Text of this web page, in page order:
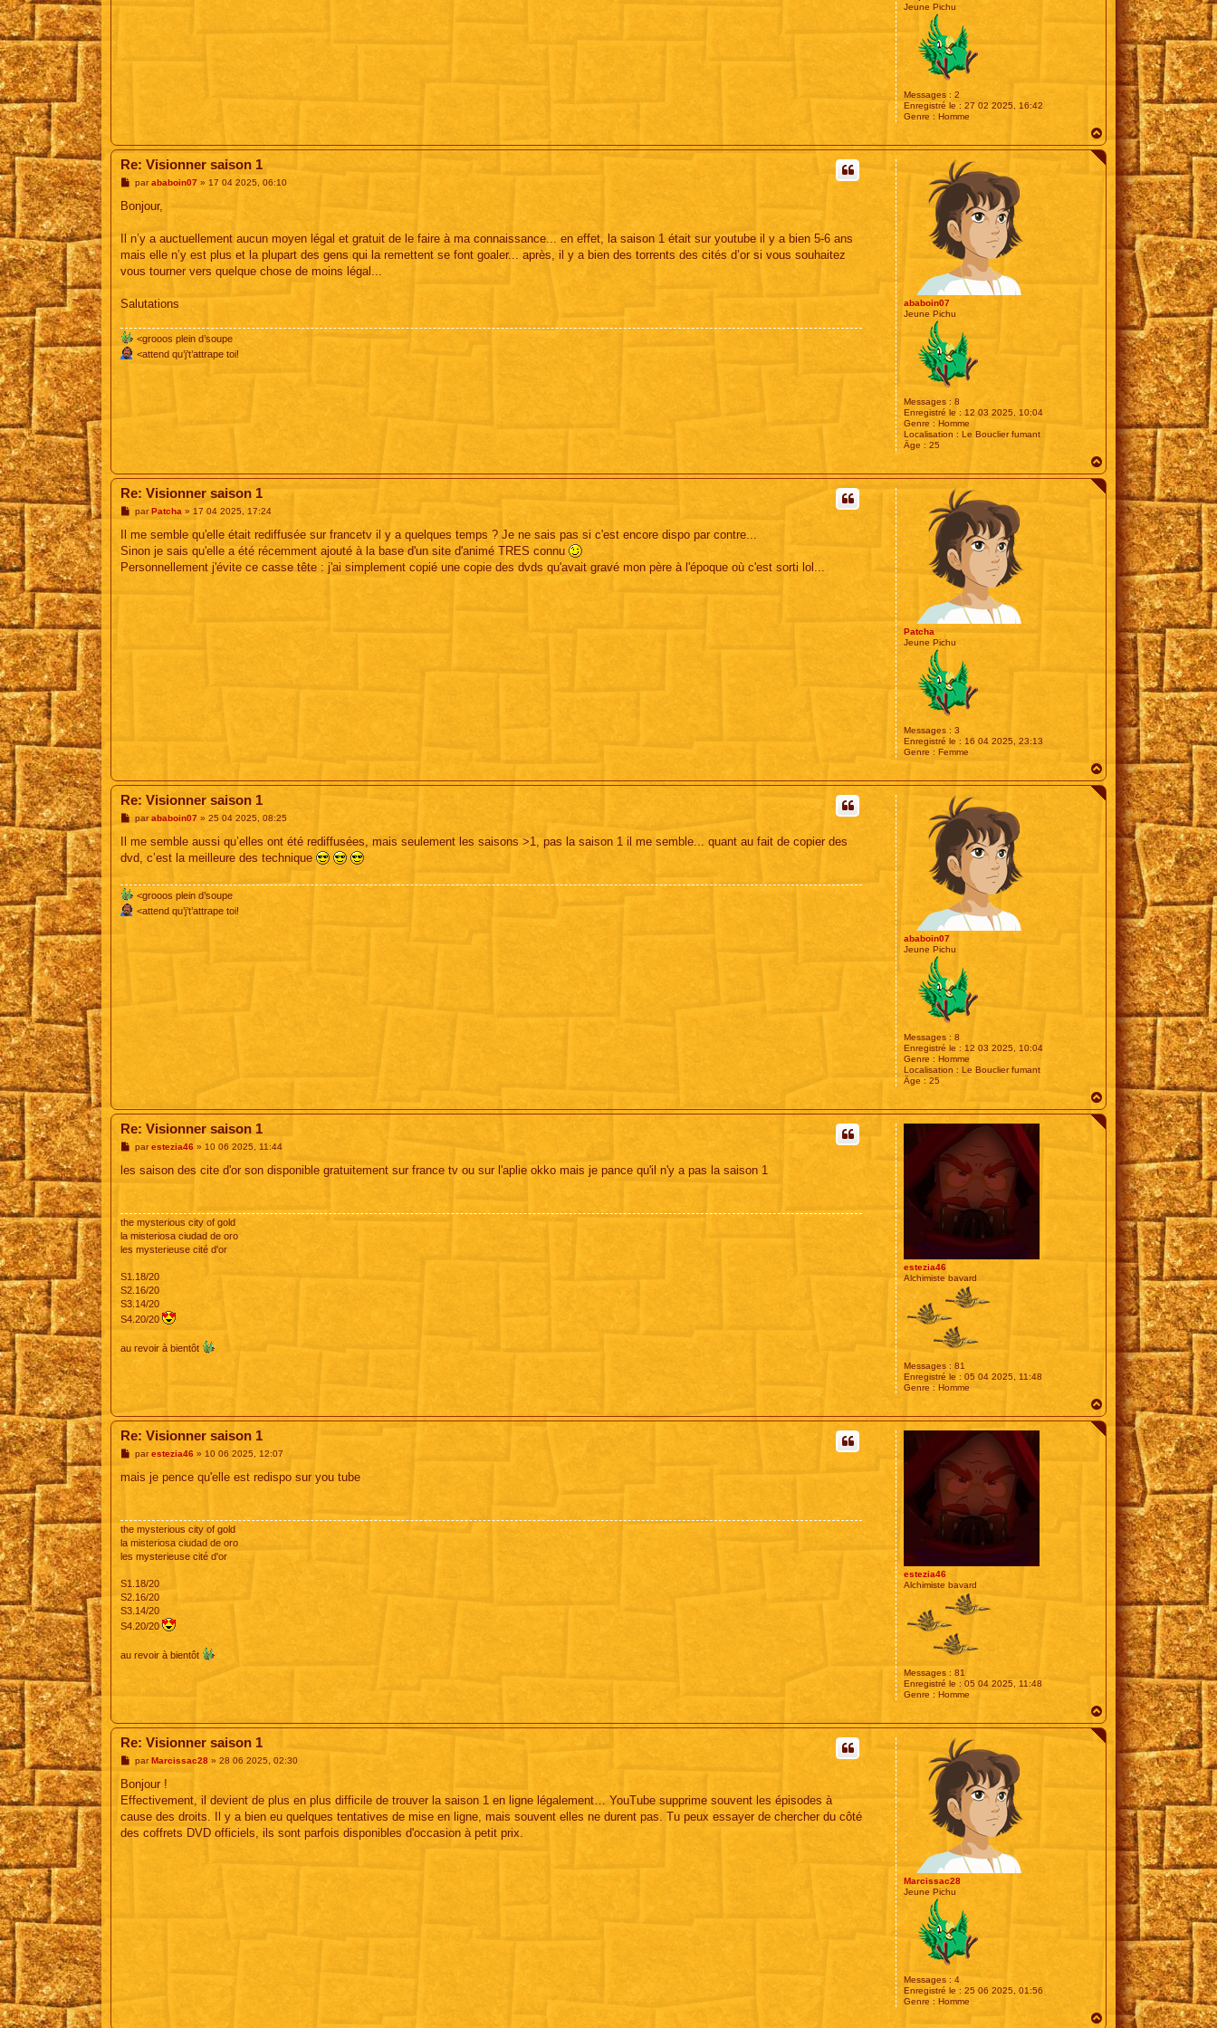
Jeune Pichu
Messages : 2
Enregistré le : 27 02 2025, 16:42
Genre : Homme
a
u
ababoin07
Jeune Pichu
Messages : 8
Enregistré le : 12 03 2025, 10:04
Genre : Homme
Localisation : Le Bouclier fumant
Âge : 25
Re: Visionner saison 1
M
s
g
parababoin07» 17 04 2025, 06:10
Bonjour,
Il n’y a auctuellement aucun moyen légal et gratuit de le faire à ma connaissance... en effet, la saison 1 était sur youtube il y a bien 5-6 ans
mais elle n’y est plus et la plupart des gens qui la remettent se font goaler... après, il y a bien des torrents des cités d’or si vous souhaitez
vous tourner vers quelque chose de moins légal...
Salutations
<grooos plein d’soupe
<attend qu’j’t’attrape toi!
a
u
Patcha
Jeune Pichu
Messages : 3
Enregistré le : 16 04 2025, 23:13
Genre : Femme
Re: Visionner saison 1
M
s
a
g
parPatcha » 17 04 2025, 17:24
Il me semble qu'elle était rediffusée sur francetv il y a quelques temps ? Je ne sais pas si c'est encore dispo par contre...
Sinon je sais qu'elle a été récemment ajouté à la base d'un site d'animé TRES connu
Personnellement j'évite ce casse tête : j'ai simplement copié une copie des dvds qu'avait gravé mon père à l'époque où c'est sorti lol...
a
u
ababoin07
Jeune Pichu
Messages : 8
Enregistré le : 12 03 2025, 10:04
Genre : Homme
Localisation : Le Bouclier fumant
Âge : 25
Re: Visionner saison 1
M
s
a
parababoin07» 25 04 2025, 08:25
Il me semble aussi qu’elles ont été rediffusées, mais seulement les saisons >1, pas la saison 1 il me semble... quant au fait de copier des
dvd, c’est la meilleure des technique
<grooos plein d’soupe
<attend qu’j’t’attrape toi!
a
u
estezia46
Alchimiste bavard
Messages : 81
Enregistré le : 05 04 2025, 11:48
Genre : Homme
Re: Visionner saison 1
M
s
parestezia46» 10 06 2025, 11:44
les saison des cite d'or son disponible gratuitement sur france tv ou sur l'aplie okko mais je pance qu'il n'y a pas la saison 1
the mysterious city of gold
la misteriosa ciudad de oro
les mysterieuse cité d'or
S1.18/20
S2.16/20
S3.14/20
S4.20/20
au revoir à bientôt
a
u
estezia46
Alchimiste bavard
Messages : 81
Enregistré le : 05 04 2025, 11:48
Genre : Homme
Re: Visionner saison 1
M
s
parestezia46» 10 06 2025, 12:07
mais je pence qu'elle est redispo sur you tube
the mysterious city of gold
la misteriosa ciudad de oro
les mysterieuse cité d'or
S1.18/20
S2.16/20
S3.14/20
S4.20/20
au revoir à bientôt
a
u
Marcissac28
Jeune Pichu
Messages : 4
Enregistré le : 25 06 2025, 01:56
Genre : Homme
Re: Visionner saison 1
M
s
a
g
par Marcissac28» 28 06 2025, 02:30
Bonjour !
Effectivement, il devient de plus en plus difficile de trouver la saison 1 en ligne légalement… YouTube supprime souvent les épisodes à
cause des droits. Il y a bien eu quelques tentatives de mise en ligne, mais souvent elles ne durent pas. Tu peux essayer de chercher du côté
des coffrets DVD officiels, ils sont parfois disponibles d'occasion à petit prix.